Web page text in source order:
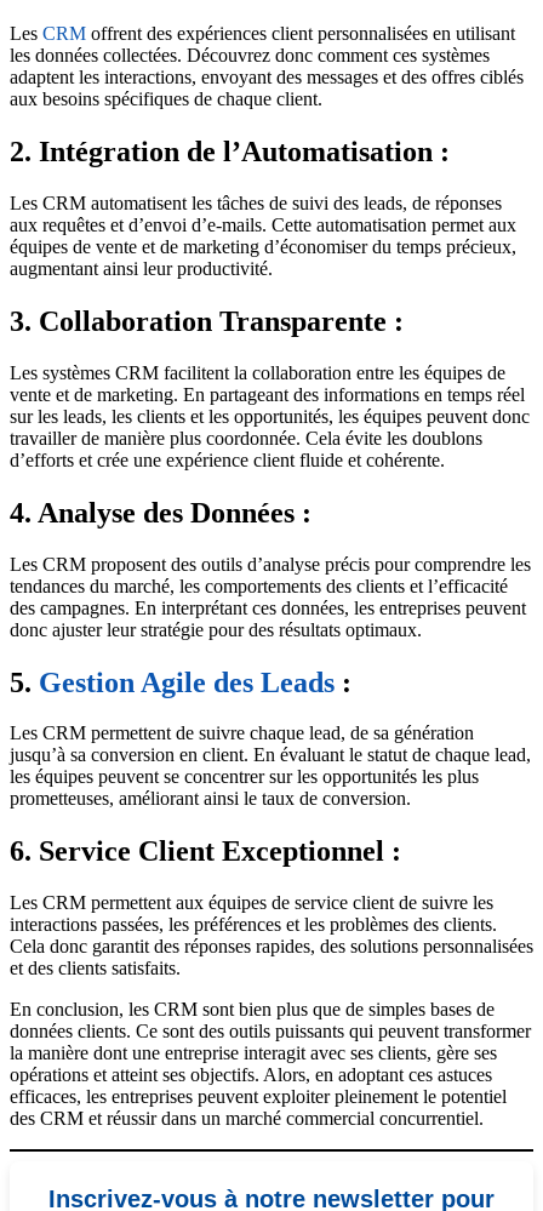
Les CRM offrent des expériences client personnalisées en utilisant
les données collectées. Découvrez donc comment ces systèmes
adaptent les interactions, envoyant des messages et des offres ciblés
aux besoins spécifiques de chaque client.
2. Intégration de l’Automatisation :
Les CRM automatisent les tâches de suivi des leads, de réponses
aux requêtes et d’envoi d’e-mails. Cette automatisation permet aux
équipes de vente et de marketing d’économiser du temps précieux,
augmentant ainsi leur productivité.
3. Collaboration Transparente :
Les systèmes CRM facilitent la collaboration entre les équipes de
vente et de marketing. En partageant des informations en temps réel
sur les leads, les clients et les opportunités, les équipes peuvent donc
travailler de manière plus coordonnée. Cela évite les doublons
d’efforts et crée une expérience client fluide et cohérente.
4. Analyse des Données :
Les CRM proposent des outils d’analyse précis pour comprendre les
tendances du marché, les comportements des clients et l’efficacité
des campagnes. En interprétant ces données, les entreprises peuvent
donc ajuster leur stratégie pour des résultats optimaux.
5. Gestion Agile des Leads :
Les CRM permettent de suivre chaque lead, de sa génération
jusqu’à sa conversion en client. En évaluant le statut de chaque lead,
les équipes peuvent se concentrer sur les opportunités les plus
prometteuses, améliorant ainsi le taux de conversion.
6. Service Client Exceptionnel :
Les CRM permettent aux équipes de service client de suivre les
interactions passées, les préférences et les problèmes des clients.
Cela donc garantit des réponses rapides, des solutions personnalisées
et des clients satisfaits.
En conclusion, les CRM sont bien plus que de simples bases de
données clients. Ce sont des outils puissants qui peuvent transformer
la manière dont une entreprise interagit avec ses clients, gère ses
opérations et atteint ses objectifs. Alors, en adoptant ces astuces
efficaces, les entreprises peuvent exploiter pleinement le potentiel
des CRM et réussir dans un marché commercial concurrentiel.
Inscrivez-vous à notre newsletter pour